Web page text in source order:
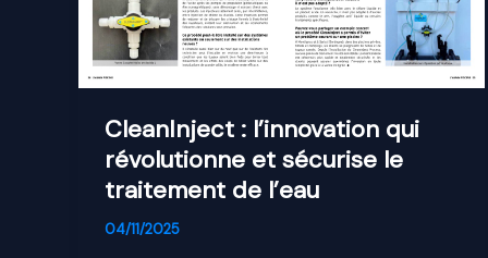
CleanInject : l’innovation qui
révolutionne et sécurise le
traitement de l’eau
04/11/2025